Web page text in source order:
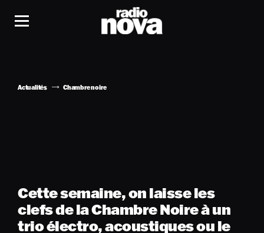
Actualités Chambre noire
Cette semaine, on laisse les
clefs de la Chambre Noire à un
trio électro, acoustiques ou le